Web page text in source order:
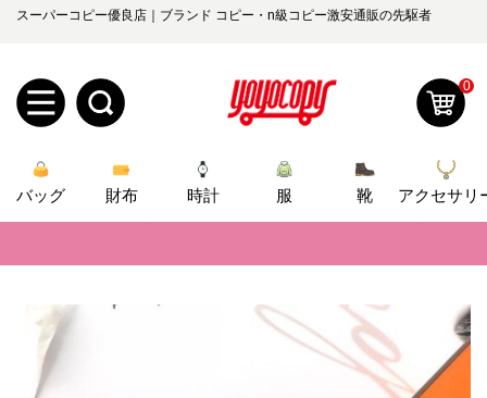
スーパーコピー優良店｜ブランド コピー・n級コピー激安通販の先駆者
規
ロ
0
バッグ 財布 時計 服 靴 アクセサリ
新作入荷！ルイ・ヴィトンスーパーコピー バッグ最新モデルが登場。
当店は正真正銘のn級スーパーコピーのみ取扱い。最高品質の再現度を